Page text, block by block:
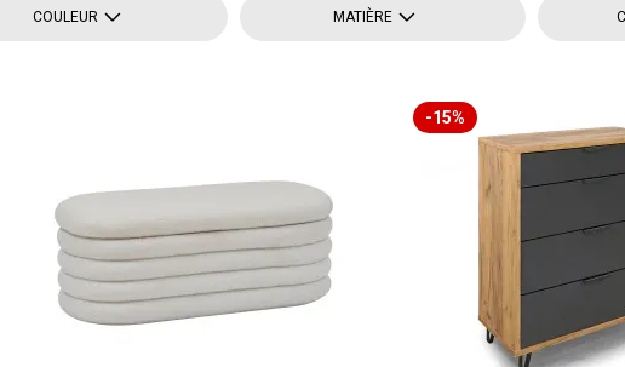
COULEUR MATIÈRE
-15%